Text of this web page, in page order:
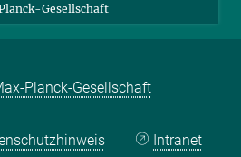
Gesellschaft
Planck-Gesellschaft
Intranet